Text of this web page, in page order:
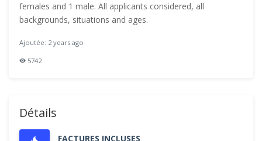
females and 1 male. All applicants considered, all
backgrounds, situations and ages.
Ajoutée: 2 years ago
5742
Détails
FACTURES INCLUSES